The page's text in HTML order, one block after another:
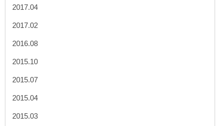
2017.04
2017.02
2016.08
2015.10
2015.07
2015.04
2015.03